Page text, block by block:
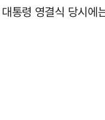
통령 영결식 당시에